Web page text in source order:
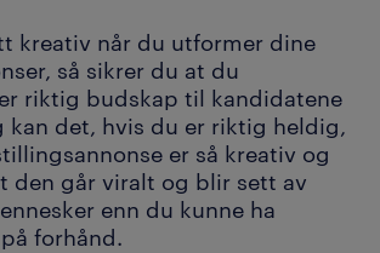
kreativ når du utformer dine
så sikrer du at du
riktig budskap til kandidatene
kan det, hvis du er riktig heldig,
er så kreativ og
den går viralt og blir sett av
enn du kunne ha
forhånd.